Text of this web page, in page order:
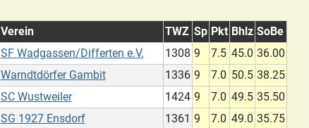
Verein TWZ Sp Pkt Bhlz SoBe
SF Wadgassen/Differten e.V. 1308 9 7.5 45.0 36.00
Warndtdörfer Gambit 1336 9 7.0 50.5 38.25
SC Wustweiler 1424 9 7.0 49.5 35.50
SG 1927 Ensdorf 1361 9 7.0 49.0 35.75